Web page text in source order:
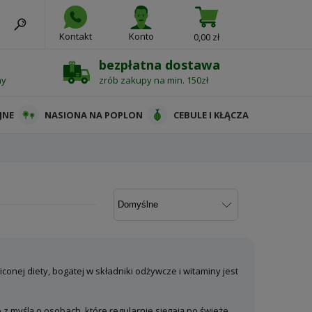
Kontakt Konto 0,00 zł
bezpłatna dostawa
zrób zakupy na min. 150zł
NASIONA NA POPLON CEBULE I KŁĄCZA
diety, bogatej w składniki odżywcze i witaminy jest